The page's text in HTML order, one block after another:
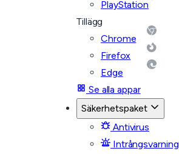
PlayStation
Tillägg
Chrome
Firefox
Edge
Se alla appar
Säkerhetspaket
Antivirus
Intrångsvarning